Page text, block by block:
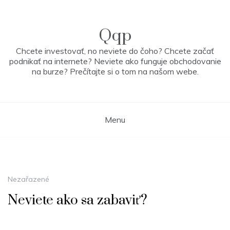
Qqp
Chcete investovať, no neviete do čoho? Chcete začať
podnikať na internete? Neviete ako funguje obchodovanie
na burze? Prečítajte si o tom na našom webe.
Menu
Nezařazené
Neviete ako sa zabaviť?